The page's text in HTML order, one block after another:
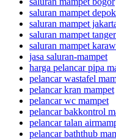
saluran mampet depok
saluran mampet
saluran mampet
saluran mampet
jasa saluran-mampet
harga pelancar pipa
pelancar wastafel
pelancar kran mampet
pelancar wc mampet
pelancar bakkontrol
pelancar talan
pelancar baththub